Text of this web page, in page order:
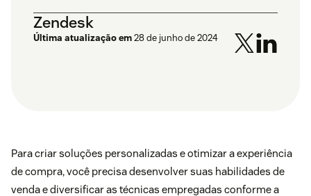
Zendesk
Última atualização em28 de junho de 2024
Para criar soluções personalizadas e otimizar a experiência
de compra, você precisa desenvolver suas habilidades de
venda e diversificar as técnicas empregadas conforme a